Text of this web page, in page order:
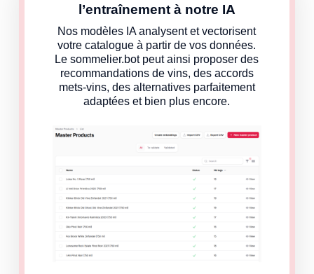
l’entraînement à notre IA
Nos modèles IA analysent et vectorisent
votre catalogue à partir de vos données.
Le sommelier.bot peut ainsi proposer des
recommandations de vins, des accords
mets-vins, des alternatives parfaitement
adaptées et bien plus encore.